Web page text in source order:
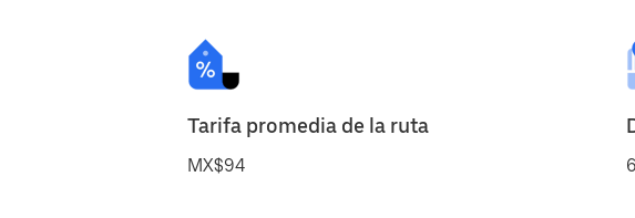
Tarifa promedia de la ruta
MX$94